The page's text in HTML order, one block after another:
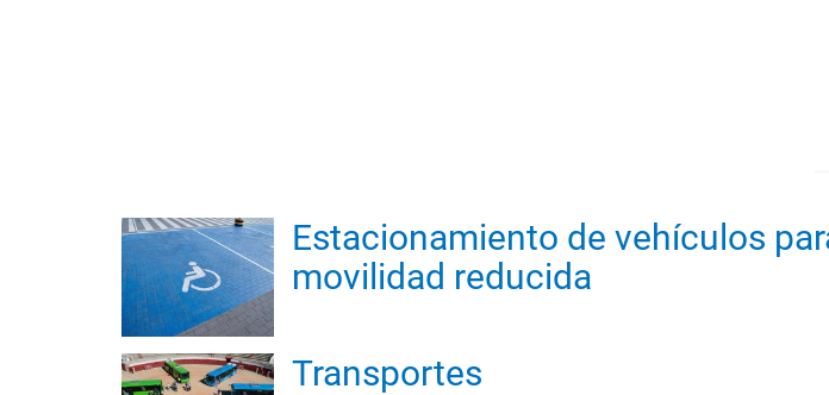
Estacionamiento de vehículos
movilidad reducida
Transportes